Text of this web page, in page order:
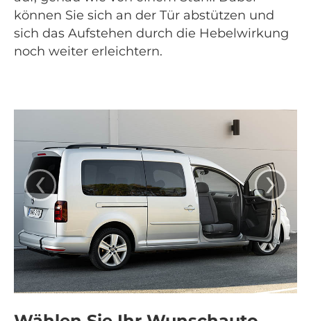
können Sie sich an der Tür abstützen und
sich das Aufstehen durch die Hebelwirkung
noch weiter erleichtern.
‹ ›